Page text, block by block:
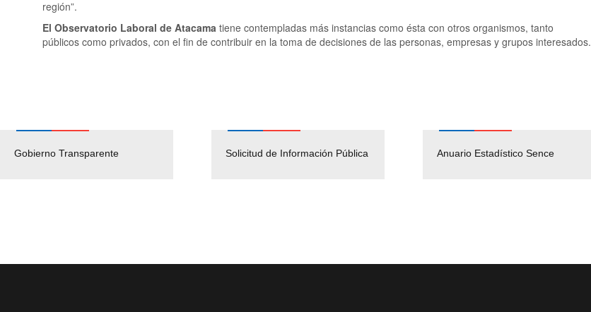
región”.
El Observatorio Laboral de Atacama tiene contempladas más instancias como ésta con otros organismos, tanto
públicos como privados, con el fin de contribuir en la toma de decisiones de las personas, empresas y grupos interesados.
Gobierno Transparente Solicitud de Información Pública Anuario Estadístico Sence
Pago Proveedores
Empleos Públicos
Solicitud Audiencias y